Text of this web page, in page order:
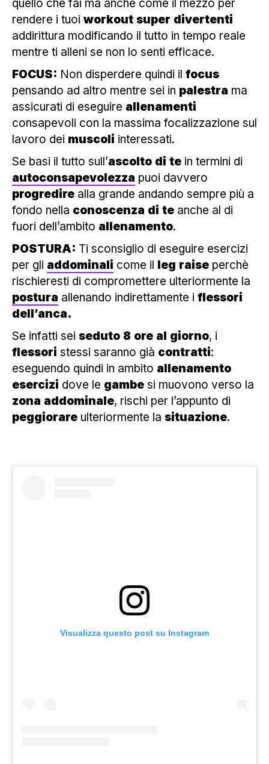
quello che fai ma anche come il mezzo per
rendere i tuoi workout super divertenti
addirittura modificando il tutto in tempo reale
mentre ti alleni se non lo senti efficace.
FOCUS: Non disperdere quindi il focus
pensando ad altro mentre sei in palestra ma
assicurati di eseguire allenamenti
consapevoli con la massima focalizzazione sul
lavoro dei muscoli interessati.
Se basi il tutto sull’ascolto di te in termini di
autoconsapevolezza puoi davvero
progredire alla grande andando sempre più a
fondo nella conoscenza di te anche al di
fuori dell’ambito allenamento.
POSTURA: Ti sconsiglio di eseguire esercizi
per gli addominali come il leg raise perchè
rischieresti di compromettere ulteriormente la
postura allenando indirettamente i flessori
dell’anca.
Se infatti sei seduto 8 ore al giorno, i
flessori stessi saranno già contratti:
eseguendo quindi in ambito allenamento
esercizi dove le gambe si muovono verso la
zona addominale, rischi per l’appunto di
peggiorare ulteriormente la situazione.
Visualizza questo post su Instagram